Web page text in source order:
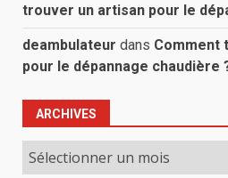
trouver un artisan pour le
deambulateur dans Comment
pour le dépannage chaudière
ARCHIVES
Archives